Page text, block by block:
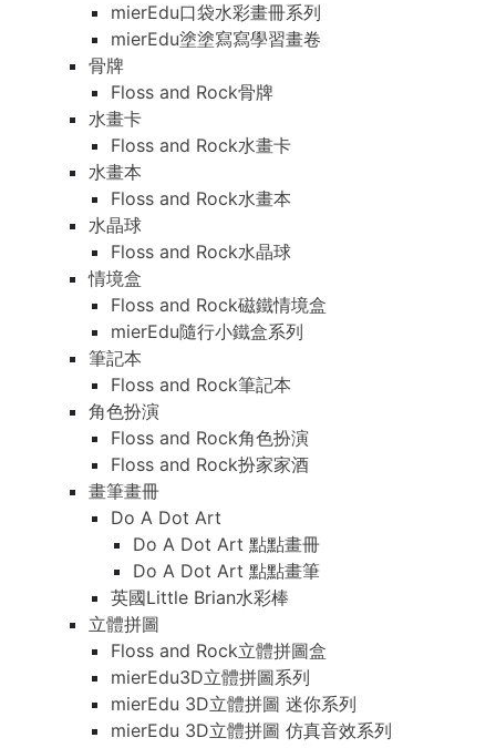
mierEdu口袋水彩畫冊系列
mierEdu塗塗寫寫學習畫卷
骨牌
Floss and Rock骨牌
水畫卡
Floss and Rock水畫卡
水畫本
Floss and Rock水畫本
水晶球
Floss and Rock水晶球
情境盒
Floss and Rock磁鐵情境盒
mierEdu隨行小鐵盒系列
筆記本
Floss and Rock筆記本
角色扮演
Floss and Rock角色扮演
Floss and Rock扮家家酒
畫筆畫冊
Do A Dot Art
Do A Dot Art 點點畫冊
Do A Dot Art 點點畫筆
英國Little Brian水彩棒
立體拼圖
Floss and Rock立體拼圖盒
mierEdu3D立體拼圖系列
mierEdu 3D立體拼圖 迷你系列
mierEdu 3D立體拼圖 仿真音效系列